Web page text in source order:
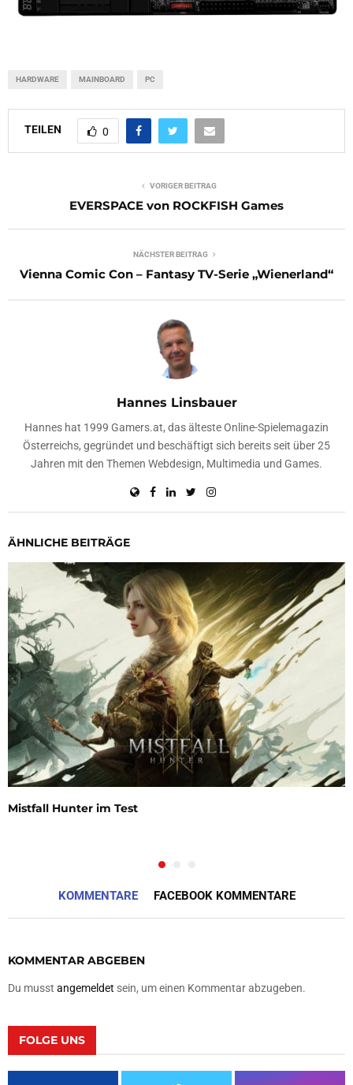
HARDWARE MAINBOARD PC
TEILEN 0
VORIGER BEITRAG
EVERSPACE von ROCKFISH Games
NÄCHSTER BEITRAG
Vienna Comic Con – Fantasy TV-Serie „Wienerland“
Hannes Linsbauer
Hannes hat 1999 Gamers.at, das älteste Online-Spielemagazin
Österreichs, gegründet und beschäftigt sich bereits seit über 25
Jahren mit den Themen Webdesign, Multimedia und Games.
ÄHNLICHE BEITRÄGE
Mistfall Hunter im Test
KOMMENTARE FACEBOOK KOMMENTARE
KOMMENTAR ABGEBEN
Du musst angemeldet sein, um einen Kommentar abzugeben.
FOLGE UNS